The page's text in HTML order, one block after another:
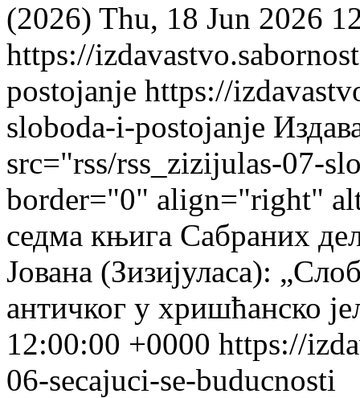
(2026) Thu, 18 Jun 2026
https://
postojanje https://
sloboda-i-postojanje
src="rss/rss_zizijulas-07-
border="0" align="right"
седма књига Сабраних
Јована (Зизијуласа):
античког у хришћанско
12:00:00 +0000 https://
06-secajuci-se-buducnosti